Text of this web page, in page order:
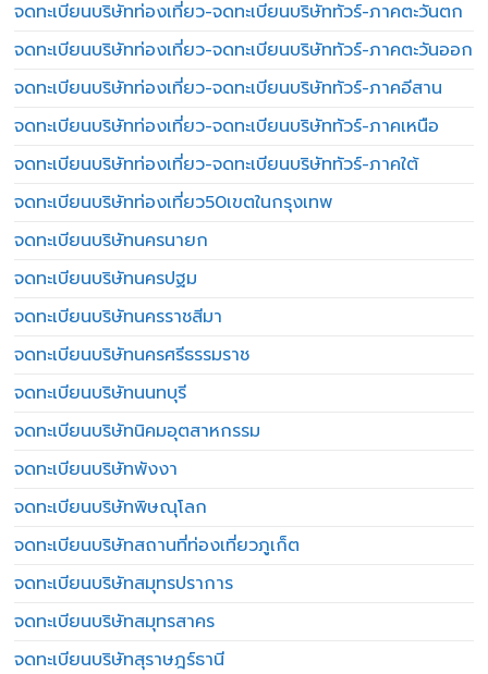
จดทะเบียนบริษัทท่องเที่ยว-จดทะเบียนบริษัททัวร์-ภาคตะวันตก
จดทะเบียนบริษัทท่องเที่ยว-จดทะเบียนบริษัททัวร์-ภาคตะวันออก
จดทะเบียนบริษัทท่องเที่ยว-จดทะเบียนบริษัททัวร์-ภาคอีสาน
จดทะเบียนบริษัทท่องเที่ยว-จดทะเบียนบริษัททัวร์-ภาคเหนือ
จดทะเบียนบริษัทท่องเที่ยว-จดทะเบียนบริษัททัวร์-ภาคใต้
จดทะเบียนบริษัทท่องเที่ยว50เขตในกรุงเทพ
จดทะเบียนบริษัทนครนายก
จดทะเบียนบริษัทนครปฐม
จดทะเบียนบริษัทนครราชสีมา
จดทะเบียนบริษัทนครศรีธรรมราช
จดทะเบียนบริษัทนนทบุรี
จดทะเบียนบริษัทนิคมอุตสาหกรรม
จดทะเบียนบริษัทพังงา
จดทะเบียนบริษัทพิษณุโลก
จดทะเบียนบริษัทสถานที่ท่องเที่ยวภูเก็ต
จดทะเบียนบริษัทสมุทรปราการ
จดทะเบียนบริษัทสมุทรสาคร
จดทะเบียนบริษัทสุราษฎร์ธานี